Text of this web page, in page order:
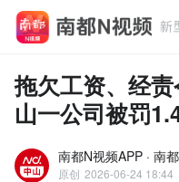
拖欠工资、经
山一公司被罚
南都N视频APP · 南
原创 2026-06-24 18:44